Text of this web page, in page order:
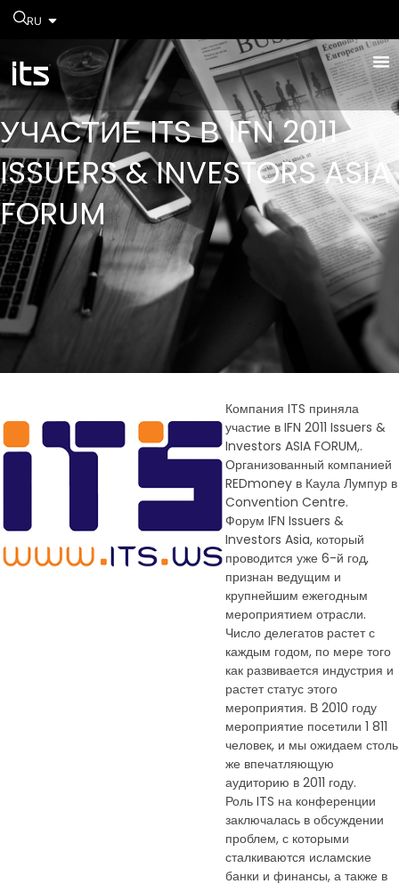
RU
УЧАСТИЕ ITS В IFN 2011
ISSUERS & INVESTORS ASIA
FORUM
Компания ITS приняла
участие в IFN 2011 Issuers &
Investors ASIA FORUM,.
Организованный компанией
REDmoney в Каула Лумпур в
Convention Centre.
Форум IFN Issuers &
Investors Asia, который
проводится уже 6-й год,
признан ведущим и
крупнейшим ежегодным
мероприятием отрасли.
Число делегатов растет с
каждым годом, по мере того
как развивается индустрия и
растет статус этого
мероприятия. В 2010 году
мероприятие посетили 1 811
человек, и мы ожидаем столь
же впечатляющую
аудиторию в 2011 году.
Роль ITS на конференции
заключалась в обсуждении
проблем, с которыми
сталкиваются исламские
банки и финансы, а также в